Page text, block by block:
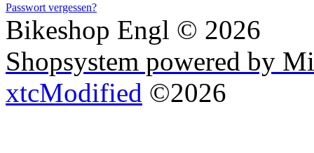
Passwort vergessen?
Bikeshop Engl © 2026
Shopsystem powered by
xtcModified ©2026